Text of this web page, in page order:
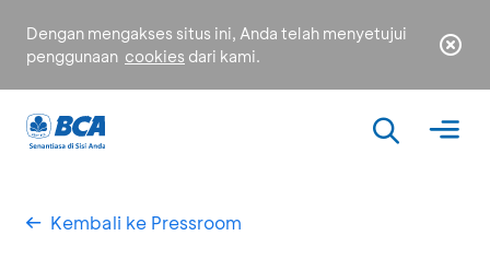
Dengan mengakses situs ini, Anda telah menyetujui
penggunaan cookies dari kami.
Kembali ke Pressroom